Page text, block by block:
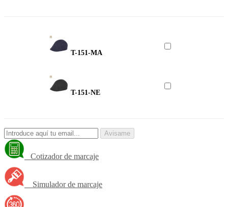
T-151-MA
T-151-NE
Avisame
Cotizador de marcaje
Simulador de marcaje